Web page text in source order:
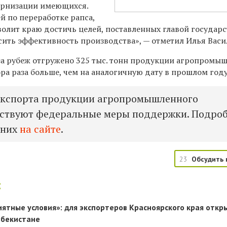
имеющихся.
по переработке рапса,
краю достичь целей, поставленных главой
эффективность производства», — отметил Илья
рубеж отгружено 325 тыс. тонн продукции
раза больше, чем на аналогичную дату в прошлом
продукции агропромышленного
федеральные меры поддержки.
на сайте.
23 Обсудить
условия»: для экспортеров Красноярского края